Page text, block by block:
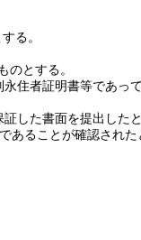
る。
のとする。
住者証明書等であっ
した書面を提出したと
あることが確認された